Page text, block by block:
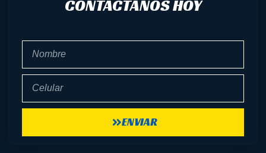
CONTÁCTANOS HOY
ENVIAR